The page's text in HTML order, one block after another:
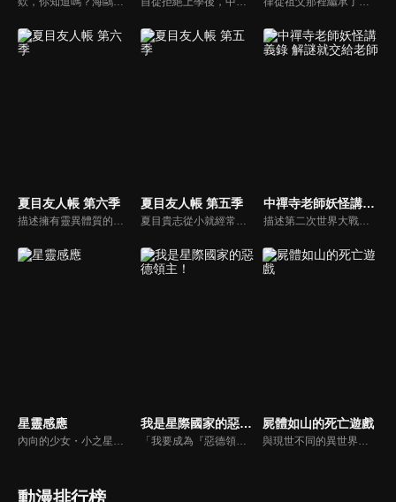
夏目友人帳 第六季
描述擁有靈異體質的高中生夏目，能看見別人所看不到的。當他得到祖母的遺物「友人帳」之後，開始有各式各樣的妖怪找上門。 夏目在得知事情原委之後，決定要將友人帳上的名字一一還給妖怪們。而也想要拿到友人帳的妖怪貓咪老師，則自願當保鑣，保護夏目和友人帳，共同踏上妖怪之旅。
夏目友人帳 第五季
夏目貴志從小就經常看到怪東西，也就是人類俗稱的妖怪。夏目一直以來備受其擾，自從搬到遠房親戚塔子阿姨的家後，與妖怪們的互動居然愈來愈多。無意間，夏目得到一本由外婆留下的妖怪名冊，並且常常聽到「夏目大人，請把名字還給我吧！」，為了取回友人帳裡的名字，妖怪們總是日以繼夜的前來…
中禪寺老師妖怪講義錄 解謎就交給老師
描述第二次世界大戰剛結束之後的東京，美戶川高中來了一位名叫中禪寺秋彥的國語老師。這位老師總是板著臉，而且不想跟學生親近，因此在學校裡，稍微造成話題。某天，學校出現了所謂的「圖書室的幽靈」，在看到這個幽靈的同學，嚇得不敢上學的時候，一位名叫日下部栞奈的女同學得知原來這個「幽靈」就是中禪寺老師，兩人就因此這樣認識了。而因為中禪寺具有優秀的推理能力，因此當栞奈遇到不可思議的事情時，都會來找中禪寺幫忙。
星靈感應 我是星際國家的惡德領主！
「我要成為『惡德領主』，隨心所欲地活下去！」黎恩出生於統治星際國家昂格藍德帝國邊境的伯爵家，小小年紀就成為家主，但他其實是一名轉生者。他省思了前世因為過於善良而屢屢遭到壓榨的人生，下定決心這次轉生之後要站在剝奪他人的一方，化身成為「惡德領主」來欺壓百姓！既然身處科幻世界，當然要駕駛機器人！也要學習最強劍術，目中無人橫行霸道！未來更要建立後宮，盡情享受酒池肉林！！然而，事情卻沒那麼順利──黎恩明明已經擺出了自己心目中「惡德領主」的樣子，但不知道為什麼，人民卻反而很感謝他，好感度不斷上升……！？以魔法與機器人共存的星際國家為舞台，這部超銀河規模的會錯意領地經營譚，就此隆重揭開序幕！！
屍體如山的死亡遊戲
動漫排行榜